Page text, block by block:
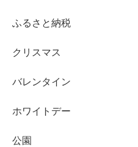
ふるさと納税
クリスマス
バレンタイン
ホワイトデー
公園